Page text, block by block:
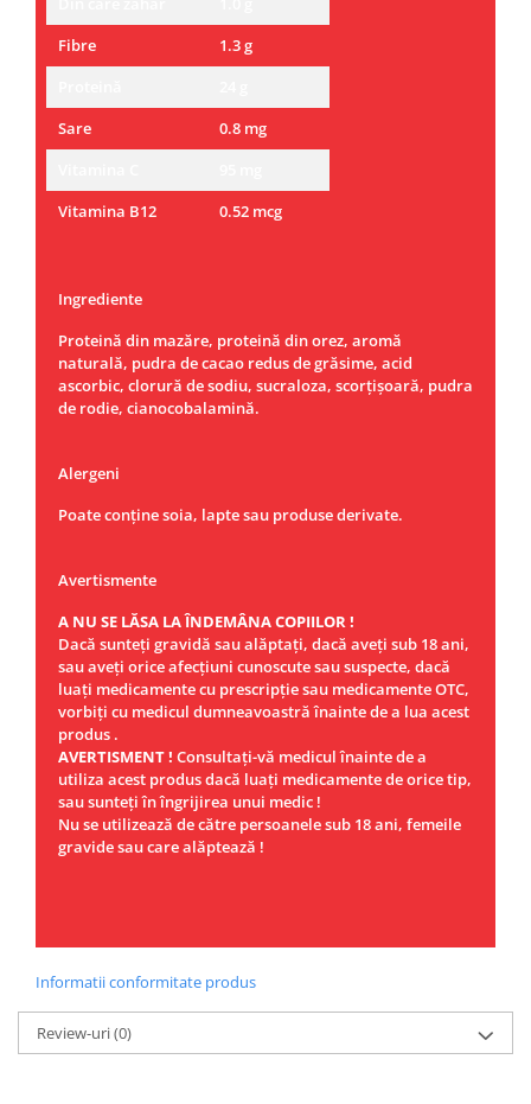
Fibre
1.3 g
Sare
0.8 mg
Vitamina B12
0.52 mcg
Ingrediente
Proteină din mazăre, proteină din orez, aromă
naturală, pudra de cacao redus de grăsime, acid
ascorbic, clorură de sodiu, sucraloza, scorțișoară, pudra
de rodie, cianocobalamină.
Alergeni
Poate conține soia, lapte sau produse derivate.
Avertismente
A NU SE LĂSA LA ÎNDEMÂNA COPIILOR !
Dacă sunteţi gravidă sau alăptaţi, dacă aveţi sub 18 ani,
sau aveţi orice afecţiuni cunoscute sau suspecte, dacă
luaţi medicamente cu prescripţie sau medicamente OTC,
vorbiţi cu medicul dumneavoastră înainte de a lua acest
produs .
AVERTISMENT ! Consultaţi-vă medicul înainte de a
utiliza acest produs dacă luaţi medicamente de orice tip,
sau sunteţi în îngrijirea unui medic !
Nu se utilizează de către persoanele sub 18 ani, femeile
gravide sau care alăptează !
Informatii conformitate produs
Review-uri(0)